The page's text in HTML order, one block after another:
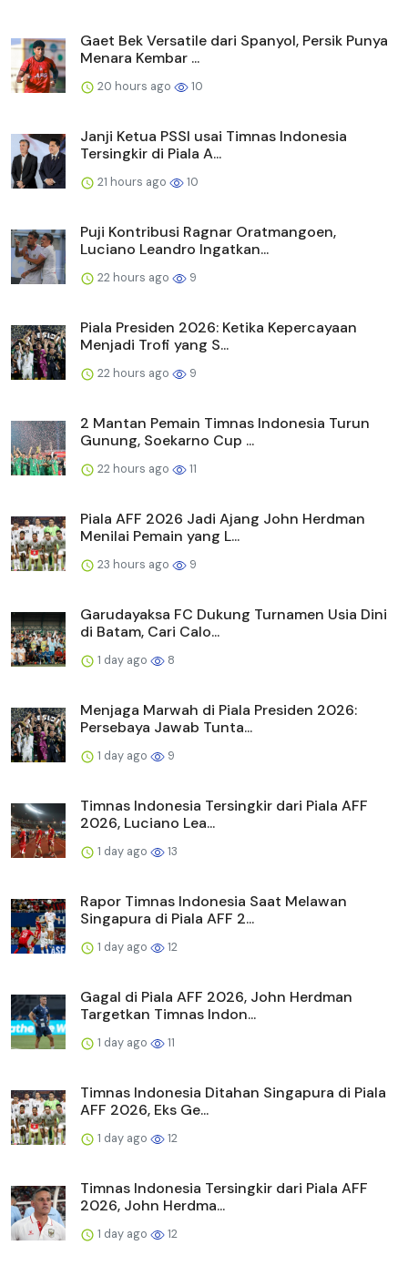
Gaet Bek Versatile dari Spanyol, Persik Punya
Menara Kembar ...
20 hours ago 10
Janji Ketua PSSI usai Timnas Indonesia
Tersingkir di Piala A...
21 hours ago 10
Puji Kontribusi Ragnar Oratmangoen,
Luciano Leandro Ingatkan...
22 hours ago 9
Piala Presiden 2026: Ketika Kepercayaan
Menjadi Trofi yang S...
22 hours ago 9
2 Mantan Pemain Timnas Indonesia Turun
Gunung, Soekarno Cup ...
22 hours ago 11
Piala AFF 2026 Jadi Ajang John Herdman
Menilai Pemain yang L...
23 hours ago 9
Garudayaksa FC Dukung Turnamen Usia Dini
di Batam, Cari Calo...
1 day ago 8
Menjaga Marwah di Piala Presiden 2026:
Persebaya Jawab Tunta...
1 day ago 9
Timnas Indonesia Tersingkir dari Piala AFF
2026, Luciano Lea...
1 day ago 13
Rapor Timnas Indonesia Saat Melawan
Singapura di Piala AFF 2...
1 day ago 12
Gagal di Piala AFF 2026, John Herdman
Targetkan Timnas Indon...
1 day ago 11
Timnas Indonesia Ditahan Singapura di Piala
AFF 2026, Eks Ge...
1 day ago 12
Timnas Indonesia Tersingkir dari Piala AFF
2026, John Herdma...
1 day ago 12